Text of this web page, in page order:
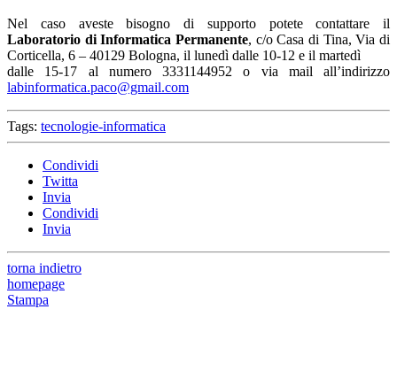
Nel caso aveste bisogno di supporto potete contattare il
Laboratorio di Informatica Permanente, c/o Casa di Tina, Via di
Corticella, 6 – 40129 Bologna, il lunedì dalle 10-12 e il martedì
dalle 15-17 al numero 3331144952 o via mail all’indirizzo
labinformatica.paco@gmail.com
Tags: tecnologie-informatica
Condividi
Twitta
Invia
Condividi
Invia
torna indietro
homepage
Stampa